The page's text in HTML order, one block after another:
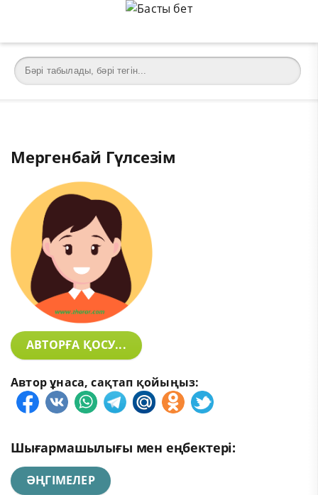
Мергенбай Гүлсезім
АВТОРҒА ҚОСУ...
Автор ұнаса, сақтап қойыңыз:
Шығармашылығы мен еңбектері:
ӘҢГІМЕЛЕР